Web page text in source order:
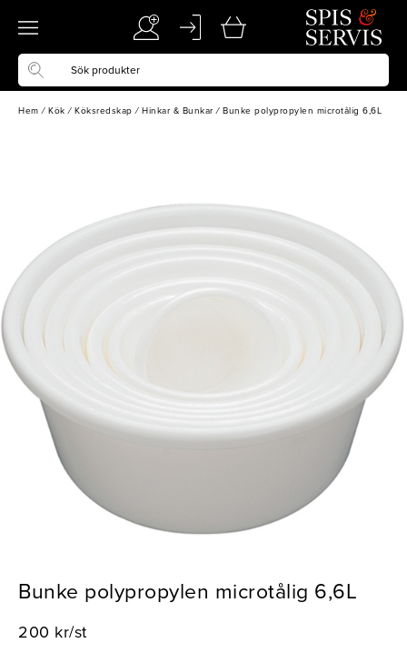
Hem / Kök / Köksredskap / Hinkar & Bunkar / Bunke polypropylen microtålig 6,6L
Bunke polypropylen microtålig 6,6L
200 kr/st